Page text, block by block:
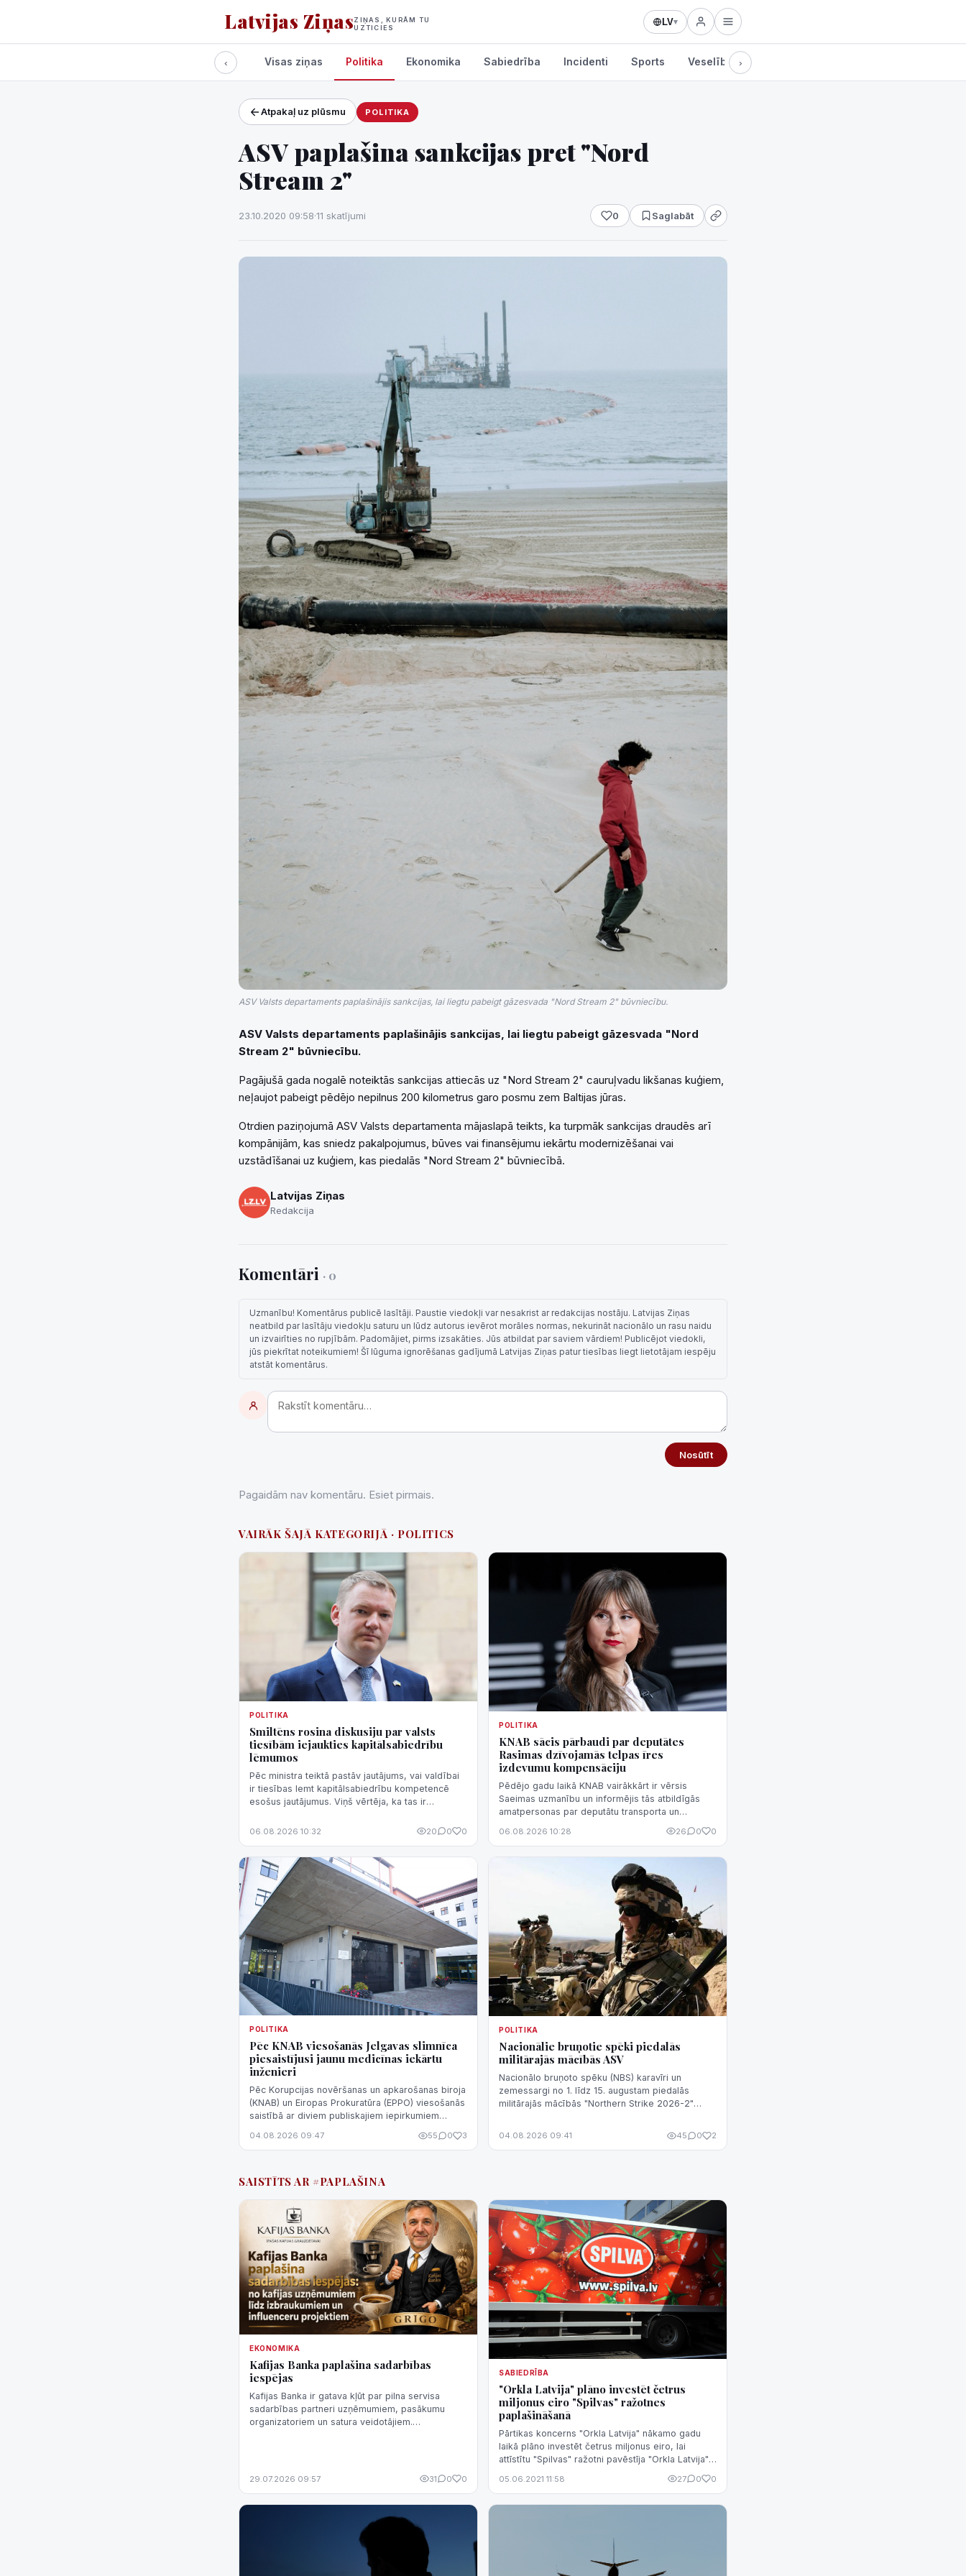
Latvijas ZiņasZIŅAS, KURĀM TU
UZTICIES
LV▾
Projekti un pakalpojumi
‹ Visas ziņas Politika Ekonomika Sabiedrība Incidenti Sports Veselība ›
Atpakaļ uz plūsmu POLITIKA
ASV paplašina sankcijas pret "Nord
Stream 2"
23.10.2020 09:58·11 skatījumi 0 Saglabāt
ASV Valsts departaments paplašinājis sankcijas, lai liegtu pabeigt gāzesvada "Nord Stream 2" būvniecību.
ASV Valsts departaments paplašinājis sankcijas, lai liegtu pabeigt gāzesvada "Nord
Stream 2" būvniecību.
Pagājušā gada nogalē noteiktās sankcijas attiecās uz "Nord Stream 2" cauruļvadu likšanas kuģiem,
neļaujot pabeigt pēdējo nepilnus 200 kilometrus garo posmu zem Baltijas jūras.
Otrdien paziņojumā ASV Valsts departamenta mājaslapā teikts, ka turpmāk sankcijas draudēs arī
kompānijām, kas sniedz pakalpojumus, būves vai finansējumu iekārtu modernizēšanai vai
uzstādīšanai uz kuģiem, kas piedalās "Nord Stream 2" būvniecībā.
Latvijas Ziņas
Redakcija
Komentāri · 0
Uzmanību! Komentārus publicē lasītāji. Paustie viedokļi var nesakrist ar redakcijas nostāju. Latvijas Ziņas
neatbild par lasītāju viedokļu saturu un lūdz autorus ievērot morāles normas, nekurināt nacionālo un rasu naidu
un izvairīties no rupjībām. Padomājiet, pirms izsakāties. Jūs atbildat par saviem vārdiem! Publicējot viedokli,
jūs piekrītat noteikumiem! Šī lūguma ignorēšanas gadījumā Latvijas Ziņas patur tiesības liegt lietotājam iespēju
atstāt komentārus.
Nosūtīt
Pagaidām nav komentāru. Esiet pirmais.
VAIRĀK ŠAJĀ KATEGORIJĀ · POLITICS
POLITIKA
Smiltēns rosina diskusiju par valsts
tiesībām iejaukties kapitālsabiedrību
lēmumos
Pēc ministra teiktā pastāv jautājums, vai valdībai
ir tiesības lemt kapitālsabiedrību kompetencē
esošus jautājumus. Viņš vērtēja, ka tas ir
06.08.2026 10:32 20 0 0
POLITIKA
KNAB sācis pārbaudi par deputātes
Rasimas dzīvojamās telpas īres
izdevumu kompensāciju
Pēdējo gadu laikā KNAB vairākkārt ir vērsis
Saeimas uzmanību un informējis tās atbildīgās
amatpersonas par deputātu transporta un
normatīvā regulējuma nepilnībām, kas rada
06.08.2026 10:28 26 0 0
POLITIKA
Pēc KNAB viesošanās Jelgavas slimnīca
piesaistījusi jaunu medicīnas iekārtu
inženieri
Pēc Korupcijas novēršanas un apkarošanas biroja
(KNAB) un Eiropas Prokuratūra (EPPO) viesošanās
saistībā ar diviem publiskajiem iepirkumiem
iekārtu inže...
04.08.2026 09:47 55 0 3
POLITIKA
Nacionālie bruņotie spēki piedalās
militārajās mācībās ASV
Nacionālo bruņoto spēku (NBS) karavīri un
zemessargi no 1. līdz 15. augustam piedalās
militārajās mācībās "Northern Strike 2026-2"
04.08.2026 09:41 45 0 2
SAISTĪTS AR #PAPLAŠINA
EKONOMIKA
Kafijas Banka paplašina sadarbības
iespējas
Kafijas Banka ir gatava kļūt par pilna servisa
sadarbības partneri uzņēmumiem, pasākumu
organizatoriem un satura veidotājiem.
29.07.2026 09:57 31 0 0
SABIEDRĪBA
"Orkla Latvija" plāno investēt četrus
miljonus eiro "Spilvas" ražotnes
paplašināšanā
Pārtikas koncerns "Orkla Latvija" nākamo gadu
laikā plāno investēt četrus miljonus eiro, lai
attīstītu "Spilvas" ražotni pavēstīja "Orkla Latvija"
05.06.2021 11:58 27 0 0